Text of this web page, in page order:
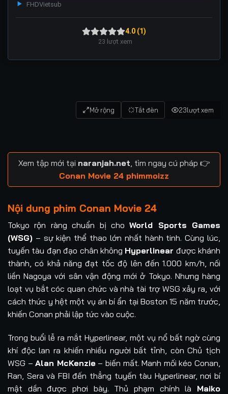
FHDVietsub
4.0 (1)
23 lượt xem
Mở rộng Tắt đèn 23lượt xem
Xem tập mới tại naranjah.net , tìm ngay cú pháp 👉
Conan Movie 24 phimmoizz
Nội dung phim Conan Movie 24
Tokyo rộn ràng chuẩn bị choWorld Sports Games
(WSG) – sự kiện thể thao lớn nhất hành tinh. Cùng lúc,
tuyến tàu đạn đạo chân không Hyperlinear được khánh
thành, có khả năng đạt tốc độ lên đến 1.000 km/h, nối
liền Nagoya với sân vận động mới ở Tokyo. Nhưng hàng
loạt vụ bắt cóc quan chức và nhà tài trợ WSG xảy ra, với
cách thức y hệt một vụ án bí ẩn tại Boston 15 năm trước,
khiến Conan phải lập tức vào cuộc.
Trong buổi lễ ra mắt Hyperlinear, một vụ nổ bất ngờ cùng
khí độc lan ra khiến nhiều người bất tỉnh, còn Chủ tịch
WSG –Alan McKenzie– biến mất. Manh mối kéo Conan,
Ran, Sera và FBI đến thẳng tuyến tàu Hyperlinear, nơi bí
mật dần được phơi bày. Thủ phạm chính là Maiko